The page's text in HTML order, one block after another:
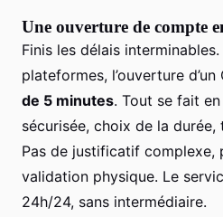
Une ouverture de compte
Finis les délais
plateformes, l’ouverture
de 5 minutes. Tout se fait
sécurisée, choix de la
Pas de justificatif complexe,
validation physique. Le
24h/24, sans intermédiaire.